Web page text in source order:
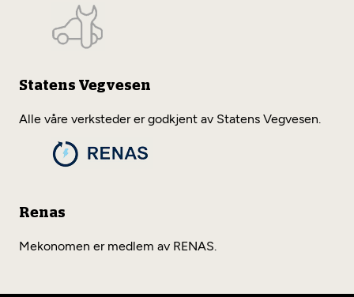
Statens Vegvesen
Alle våre verksteder er godkjent av Statens Vegvesen.
Renas
Mekonomen er medlem av RENAS.